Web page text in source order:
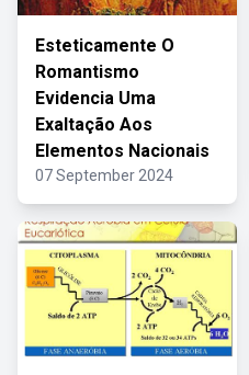
Esteticamente O
Romantismo
Evidencia Uma
Exaltação Aos
Elementos Nacionais
07 September 2024